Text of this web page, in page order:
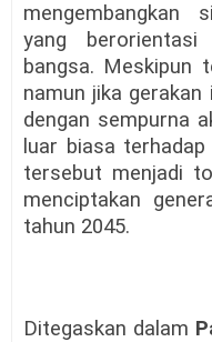
mengembangkan
yang
bangsa. Meskipun
namun jika
dengan sempurna
luar biasa
tersebut menjadi
menciptakan
tahun 2045.
Ditegaskan dalam